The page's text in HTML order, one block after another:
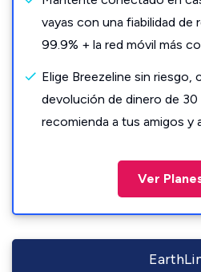
vayas con una fiabilidad de
99.9% + la red móvil más
Elige Breezeline sin riesgo,
devolución de dinero de 30
recomienda a tus amigos y
Ver